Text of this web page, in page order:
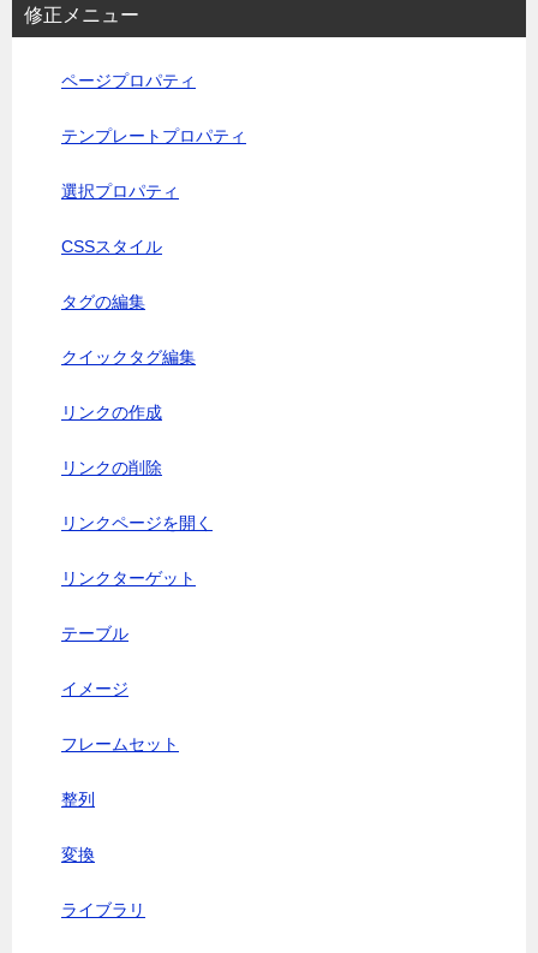
修正メニュー
ページプロパティ
テンプレートプロパティ
選択プロパティ
CSSスタイル
タグの編集
クイックタグ編集
リンクの作成
リンクの削除
リンクページを開く
リンクターゲット
テーブル
イメージ
フレームセット
整列
変換
ライブラリ